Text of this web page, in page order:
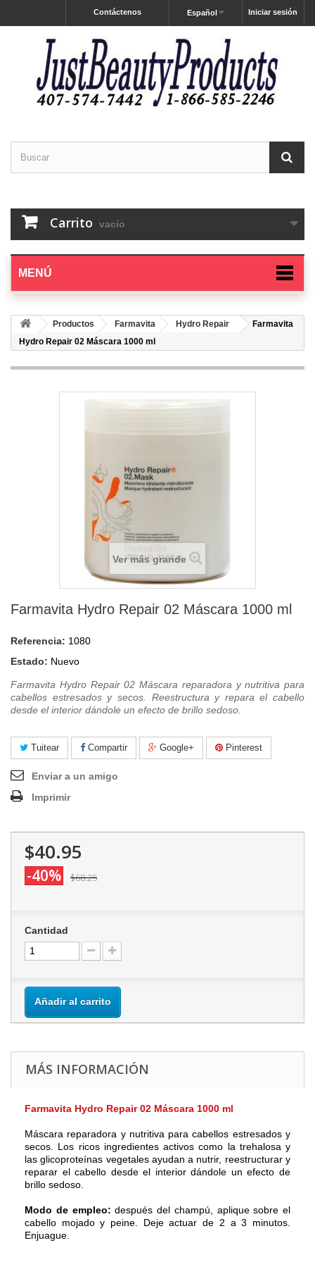
Iniciar sesión
Español
Contáctenos
Carrito vacío
MENÚ
Productos Farmavita Hydro Repair
Farmavita
Hydro Repair 02 Máscara 1000 ml
Ver más grande
Farmavita Hydro Repair 02 Máscara 1000 ml
Referencia: 1080
Estado: Nuevo
Farmavita Hydro Repair 02 Máscara reparadora y nutritiva para
cabellos estresados y secos. Reestructura y repara el cabello
desde el interior dándole un efecto de brillo sedoso.
Tuitear Compartir Google+ Pinterest
Enviar a un amigo
Imprimir
$40.95
-40% $68.25
Cantidad
Añadir al carrito
MÁS INFORMACIÓN
Farmavita Hydro Repair 02 Máscara 1000 ml
Máscara reparadora y nutritiva para cabellos estresados y
secos. Los ricos ingredientes activos como la trehalosa y
las glicoproteínas vegetales ayudan a nutrir, reestructurar y
reparar el cabello desde el interior dándole un efecto de
brillo sedoso.
Modo de empleo: después del champú, aplique sobre el
cabello mojado y peine. Deje actuar de 2 a 3 minutos.
Enjuague.